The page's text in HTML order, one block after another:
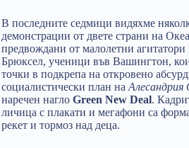
В последните седмици видяхме
демонстрации от двете страни на
предвождани от малолетни
Брюксел, ученици във Вашингтон,
точки в подкрепа на откровено
социалистически план на Алесандрия
наречен нагло Green New Deal.
личица с плакати и мегафони са
рекет и тормоз над деца.